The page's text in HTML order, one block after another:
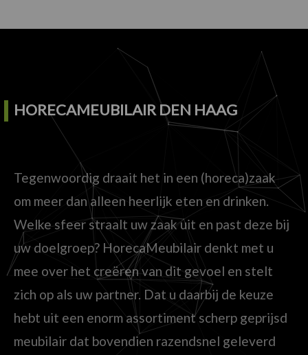
HORECAMEUBILAIR DEN HAAG
Tegenwoordig draait het in een (horeca)zaak
om meer dan alleen heerlijk eten en drinken.
Welke sfeer straalt uw zaak uit en past deze bij
uw doelgroep? HorecaMeubilair denkt met u
mee over het creëren van dit gevoel en stelt
zich op als uw partner. Dat u daarbij de keuze
hebt uit een enorm assortiment scherp geprijsd
meubilair dat bovendien razendsnel geleverd